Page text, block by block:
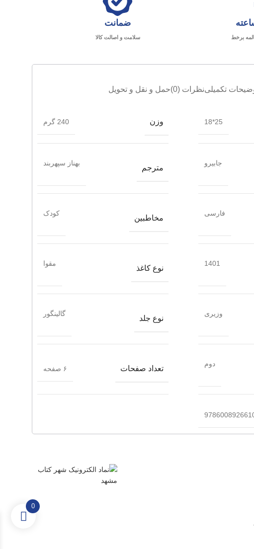
ضمانت
سلامت و اصالت کالا
تکمیلینظرات (0) حمل و نقل و تحویل
25*18 وزن 240 گرم
جابیرو
مترجم
بهناز سپهربند
فارسی
مخاطبین
کودک
1401
نوع کاغذ
مقوا
وزیری
نوع جلد
گالینگور
دوم
تعداد صفحات ۶ صفحه
0